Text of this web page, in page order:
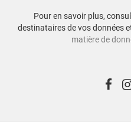
Pour en savoir plus,
destinataires de vos données
matière de